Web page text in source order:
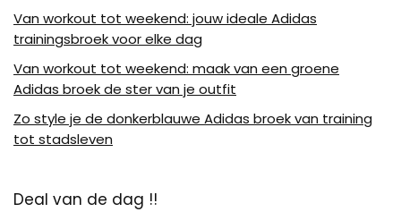
Van workout tot weekend: jouw ideale Adidas
trainingsbroek voor elke dag
Van workout tot weekend: maak van een groene
Adidas broek de ster van je outfit
Zo style je de donkerblauwe Adidas broek van training
tot stadsleven
Deal van de dag !!